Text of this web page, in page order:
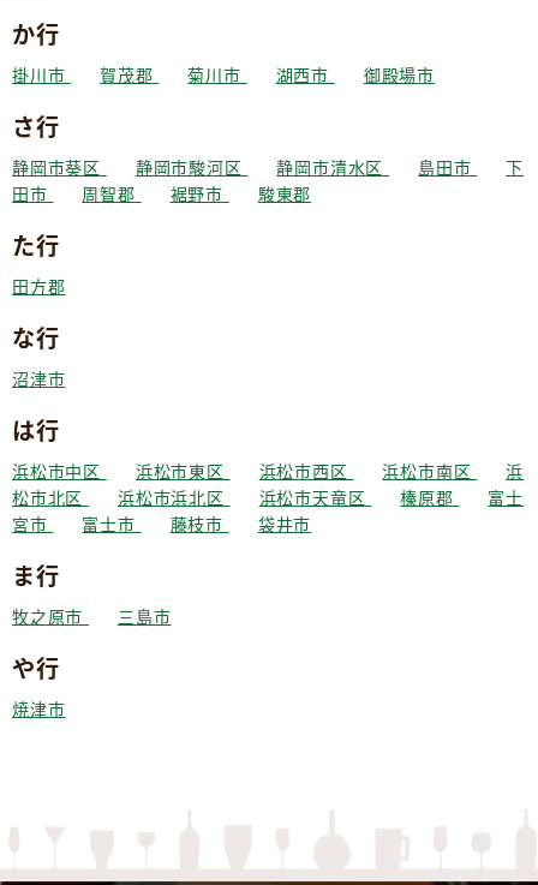
か行
掛川市 賀茂郡 菊川市 湖西市 御殿場市
さ行
静岡市葵区 静岡市駿河区 静岡市清水区 島田市
下
田市
周智郡 裾野市 駿東郡
た行
田方郡
な行
沼津市
は行
浜松市中区 浜松市東区 浜松市西区 浜松市南区
浜
松市北区
浜松市浜北区 浜松市天竜区 榛原郡
富士
宮市
富士市 藤枝市 袋井市
ま行
牧之原市 三島市
や行
焼津市